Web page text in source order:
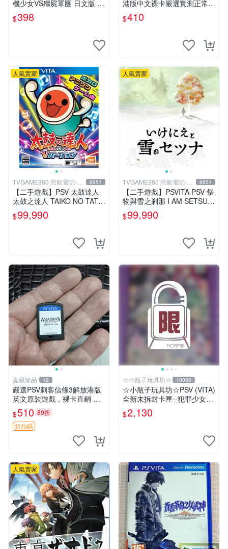
機少女VS殭屍軍團 日文版 再
生工場 01
$398
港版中文裸卡嚴選實測正常
索尼PSV專用 港版直營 psv
海賊無雙 港版
$410
人氣賣家
TVGAME360 恐龍電玩-台
中店
8651
【二手遊戲】PSV 太鼓達人
太鼓之達人 TAIKO NO TATS
UJIN V VERSION 中文版
【台中恐龍電玩】
$99,990
人氣賣家
TVGAME360 恐龍電玩-台
中店
8651
【二手遊戲】PSVITA PSV 祭
物與雪之剎那 I AM SETSUN
日文版【台中恐龍電玩】
$99,990
嘉藏珍品 12
嚴選PSV刺客信條3解放港版
英文原裝遊戲，裸卡直銷 刺
客信條3 游戲 港版游戲
$510 89折
折扣碼
☆小瓶子玩具坊☆ 10088
☆小瓶子玩具坊☆PSV (VITA)
全新未拆封卡匣--犯罪少女2
《Criminal Girls 2》限定版
(日版)
$2,130
人氣賣家